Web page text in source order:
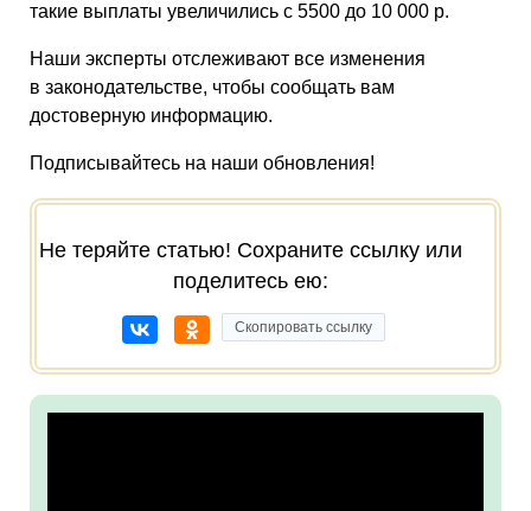
такие выплаты увеличились с 5500 до 10 000 р.
Наши эксперты отслеживают все изменения
в законодательстве, чтобы сообщать вам
достоверную информацию.
Подписывайтесь на наши обновления!
Не теряйте статью! Сохраните ссылку или
поделитесь ею:
Скопировать ссылку